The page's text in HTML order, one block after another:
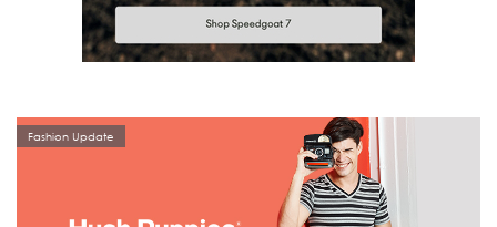
Fashion Update